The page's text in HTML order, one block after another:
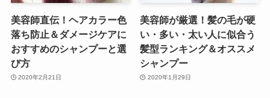
美容師直伝！ヘアカラー色
落ち防止＆ダメージケアに
おすすめのシャンプーと選
び方
2020年2月21日
美容師が厳選！髪の毛が硬
い・多い・太い人に似合う
髪型ランキング＆オススメ
シャンプー
2020年1月29日